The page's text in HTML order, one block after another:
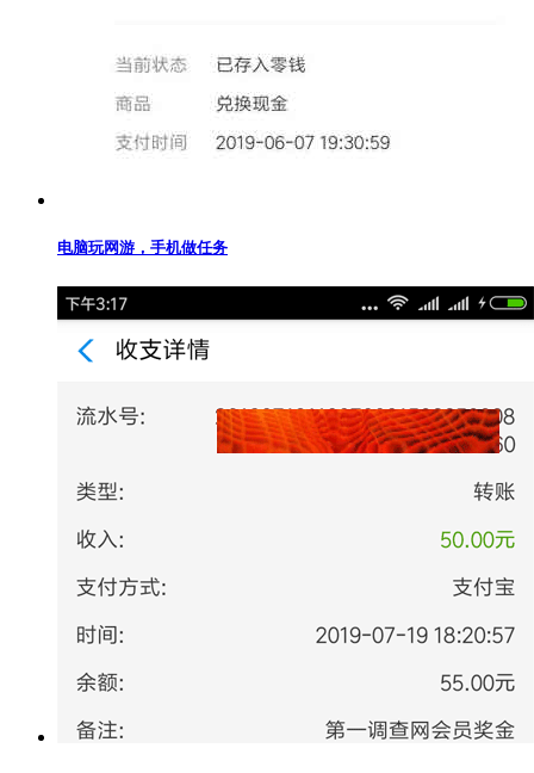
电脑玩网游，手机做任务